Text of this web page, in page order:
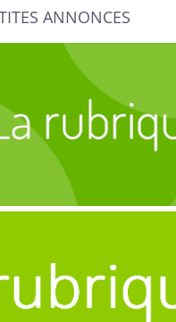
ANNONCES